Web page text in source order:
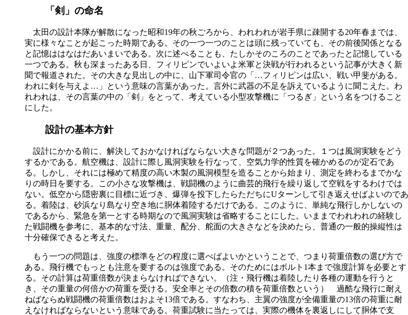
「剣」の命名
太田の設計本隊が解散になった昭和19年の秋ごろから、われわれが岩手県に疎開する20年春までは、
実に様々なことが起こった時期である。その一つ一つのことは頭に残っていても、その前後関係となる
と記憶ははなはだあいまいである。次に述べることも、たしかそのころのことであったと記憶している
一つである。秋も深まったある日、フィリピンでいよいよ米軍と決戦が行われるという記事が大きく新
聞で報道された。その大きな見出しの中に、山下軍司令官の「…フィリピンは広い、戦い甲斐がある。
われに剣を与えよ…」という意味の言葉があった。言外に武器の不足を訴えているように聞こえた。わ
れわれは、その言葉の中の「剣」をとって、考えている小型攻撃機に「つるぎ」という名をつけること
にした。
設計の基本方針
設計にかかる前に、解決しておかなけれぱならない大きな問題が２つあった。１つは風洞実験をどう
するかである。航空機は、設計に際し風洞実験を行なって、空気力学的性質を確かめるのが定石であ
る。しかし、それには極めて精度の高い木製の風洞模型を造ることから始まり、測定を終わるまでかな
りの時日を要する。この小さな攻撃機は、戦闘機のように曲芸的飛行を繰り返して空戦をするわけでは
ない。低空から隠密裏に目標に近づき、爆弾を投下したらただちにUターンして引き返えせばよいのであ
る。着陸は、砂浜なり島なり空き地に胴体着陸するだけである。このように、単純な飛行しかしないの
であるから、緊急を第一とする時期なので風洞実験は省略することにした。いままでわれわれの経験し
た戦闘機を参考に、基本的な寸法、重量、配分、舵面の大きさなどを決めたら、普通の一般的操縦性は
十分確保できると考えた。
もう一つの問題は、強度の標準をどの程度に選べばよいかということで、つまり荷重倍数の選び方で
ある。飛行機でもっとも注意を要するのは強度である。そのためにはボルト1本まで強度計算を必要とす
る。その計算は荷重倍数が決まらなければできない。（注・飛行機は着陸したり各種の運動を行うと
き、その重量の何倍かの荷重を受ける。安全率とその倍数の積を荷重倍数という） 過酷な飛行に耐え
ねばならぬ戦闘機の荷重倍数はおよそ13倍である。すなわち、主翼の強度が全備重量の13倍の荷重に耐
えなければならないという意味である。荷重試験に当たっては、実際の機体を裏返しにして胴体で支